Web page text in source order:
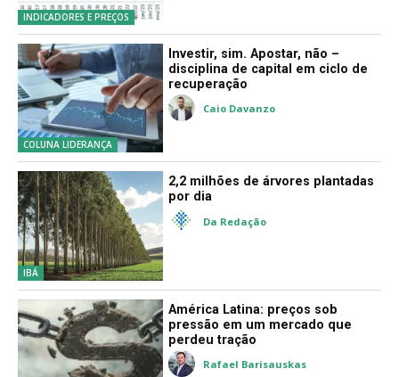
INDICADORES E PREÇOS
COLUNA LIDERANÇA
Investir, sim. Apostar, não –
disciplina de capital em ciclo de
IBÁ
2,2 milhões de árvores plantadas
América Latina: preços sob
pressão em um mercado que